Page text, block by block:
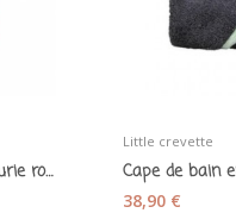
Gigoteuse en coton bio "Mila" fleurie rose 90...
Little crevette
38,90 €